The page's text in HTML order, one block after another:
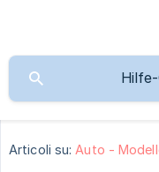
Articoli su: Auto -